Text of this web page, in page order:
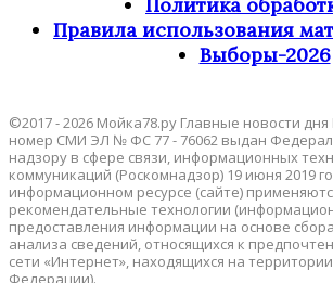
Правила использования
Выборы-2026
©2017 - 2026 Мойка78.ру Главные новости
номер СМИ ЭЛ № ФС 77 - 76062 выдан
надзору в сфере связи, информационных
коммуникаций (Роскомнадзор) 19 июня 2019
информационном ресурсе (сайте)
рекомендательные технологии
предоставления информации на основе
анализа сведений, относящихся к
сети «Интернет», находящихся на
Федерации).